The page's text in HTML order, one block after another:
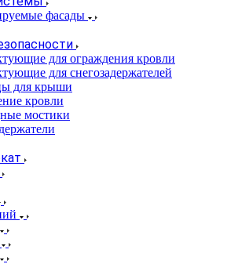
фасады
для ограждения кровли
для снегозадержателей
для крыши
кровли
мостики